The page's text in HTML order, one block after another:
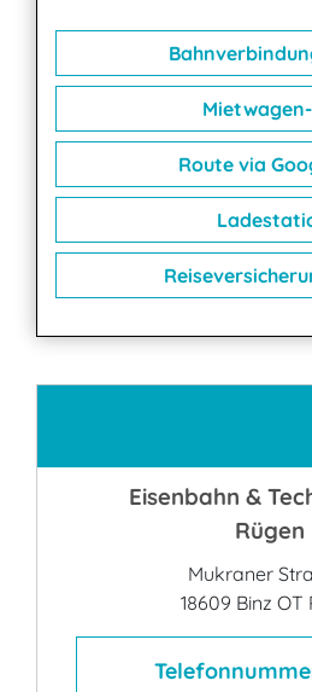
Route via
Eisenbahn &
Rügen
Mukraner
18609 Binz OT